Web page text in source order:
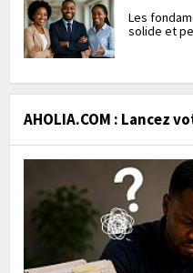
Les
solide et
AHOLIA.COM : Lancez